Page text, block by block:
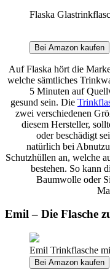
Flaska
Bei Amazon kaufen
Auf Flaska hört die
welche sämtliches
5 Minuten auf
gesund sein. Die
zwei verschiedenen
diesem Hersteller,
oder beschädigt
natürlich bei
Schutzhüllen an, welche
bestehen. So kann
Baumwolle oder
Emil – Die Flasche
Emil Trinkflasche
Bei Amazon kaufen